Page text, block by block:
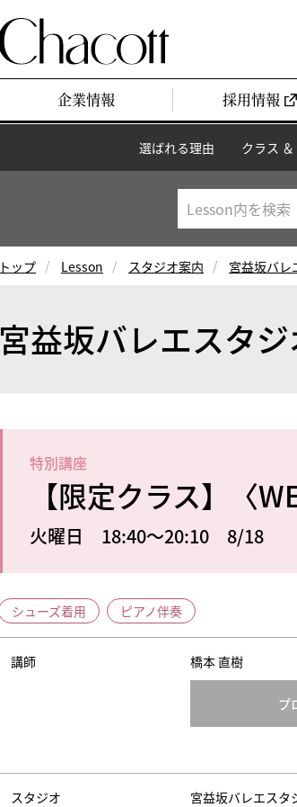
企業情報 採用情報
選ばれる理由 クラス
トップ Lesson スタジオ案内 宮益坂バレ
宮益坂バレエスタジ
特別講座
【限定クラス】〈
火曜日 18:40～20:10 8/18
シューズ着用 ピアノ伴奏
講師 橋本 直樹
プ
スタジオ 宮益坂バレエスタ